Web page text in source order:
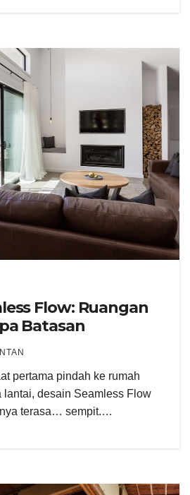
Flow: Ruangan
Batasan
INTAN
pertama pindah ke rumah
lantai, desain Seamless Flow
terasa… sempit.…